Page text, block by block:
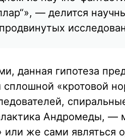
— делится
данная гипотеза
сплошной «кротовой
Андромеды, —
или же сами являться